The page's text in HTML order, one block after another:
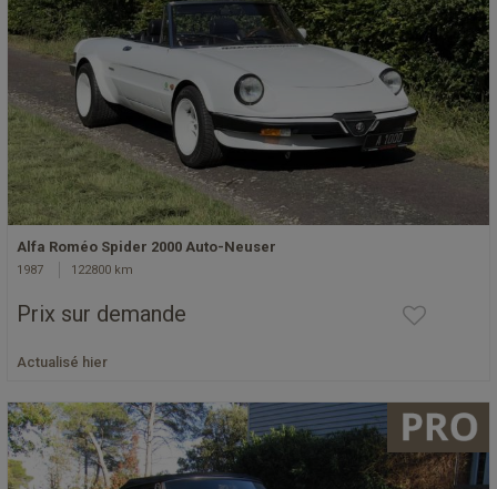
Alfa Roméo Spider 2000 Auto-Neuser
1987 122800 km
Prix sur demande
Actualisé hier